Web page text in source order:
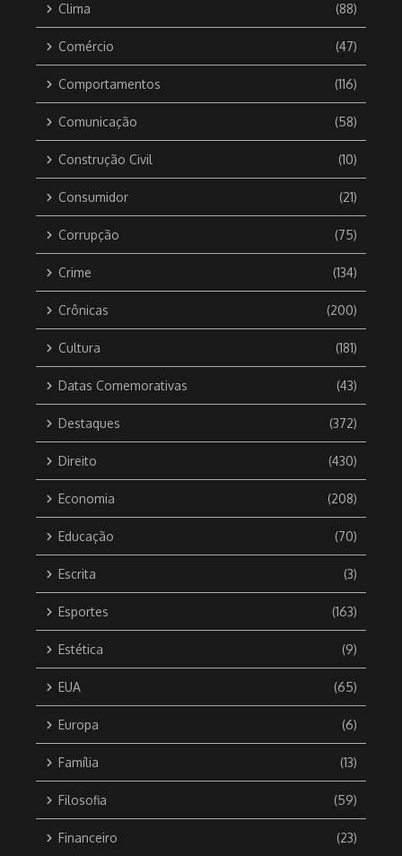
Clima (88)
Comércio (47)
Comportamentos (116)
Comunicação (58)
Construção Civil (10)
Consumidor (21)
Corrupção (75)
Crime (134)
Crônicas (200)
Cultura (181)
Datas Comemorativas (43)
Destaques (372)
Direito (430)
Economia (208)
Educação (70)
Escrita (3)
Esportes (163)
Estética (9)
EUA (65)
Europa (6)
Família (13)
Filosofia (59)
Financeiro (23)